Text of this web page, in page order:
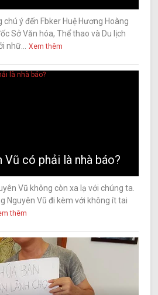
ý đến Fbker Huệ Hương Hoàng
Sở Văn hóa, Thể thao và Du lịch
nhữ...
Xem thêm
Vũ có phải là nhà báo?
Vũ không còn xa lạ với chúng ta.
Nguyên Vũ đi kèm với không ít tai
thêm